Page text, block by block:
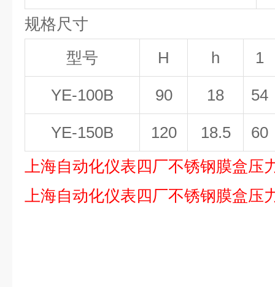
规格尺寸
型号
H h 1
YE-100B 90 18 54
YE-150B 120 18.5
60
上海自动化仪表四厂不锈钢膜盒压
上海自动化仪表四厂不锈钢膜盒压